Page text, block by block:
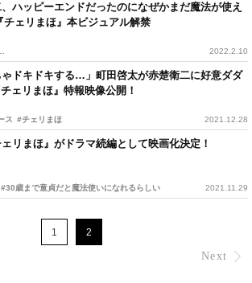
ハッピーエンドだったのになぜかまだ魔法が使え
ェリまほ』本ビジュアル解禁
2022.2.10
ゃドキドキする…」町田啓太が赤楚衛二に好意ダダ
ェリまほ』特報映像公開！
ス #チェリまほ 2021.12.28
リまほ』がドラマ続編として映画化決定！
#30歳まで童貞だと魔法使いになれるらしい 2021.11.29
1 2
Next